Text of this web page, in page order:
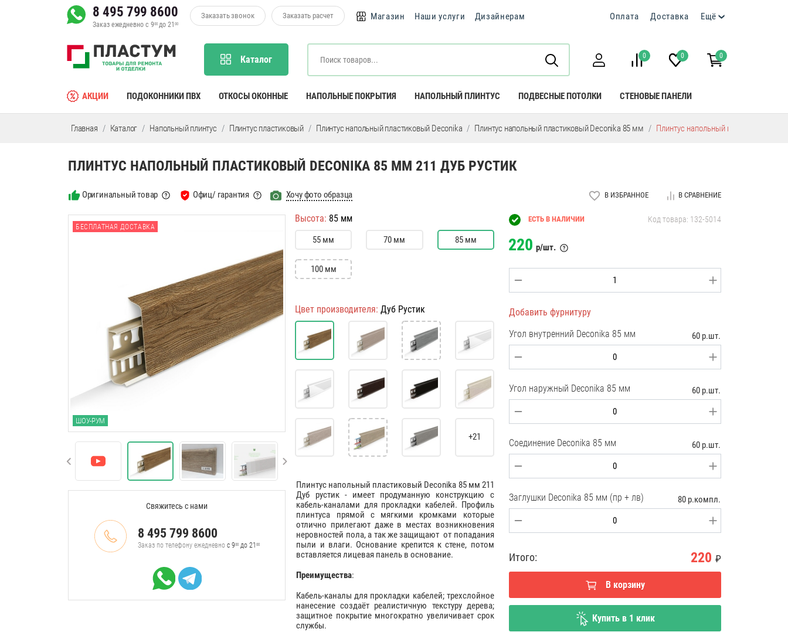
8 495 799 8600
Заказ ежедневно с 900до 2100
Заказать звонок Заказать расчет Магазин Наши услуги Дизайнерам Оплата Доставка Ещё
Каталог 0 0 0
АКЦИИ ПОДОКОННИКИ ПВХ ОТКОСЫ ОКОННЫЕ НАПОЛЬНЫЕ ПОКРЫТИЯ НАПОЛЬНЫЙ ПЛИНТУС ПОДВЕСНЫЕ ПОТОЛКИ СТЕНОВЫЕ ПАНЕЛИ
Главная Каталог Напольный плинтус Плинтус пластиковый Плинтус напольный пластиковый Deconika Плинтус напольный пластиковый Deconika 85 мм Плинтус напольный пластиковый
ПЛИНТУС НАПОЛЬНЫЙ ПЛАСТИКОВЫЙ DECONIKA 85 ММ 211 ДУБ РУСТИК
Оригинальный товар Офиц/ гарантия Хочу фото образца В ИЗБРАННОЕ В СРАВНЕНИЕ
БЕСПЛАТНАЯ ДОСТАВКА
ШОУ-РУМ
Свяжитесь с нами
8 495 799 8600
Заказ по телефону ежедневно с 900до 21 00
Высота: 85 мм
55 мм 70 мм 85 мм
100 мм
Цвет производителя:Дуб Рустик
+21
Плинтус напольный пластиковый Deconika 85 мм 211
Дуб рустик - имеет продуманную конструкцию с
кабель-каналами для прокладки кабелей. Профиль
плинтуса прямой с мягкими кромками которые
отлично прилегают даже в местах возникновения
неровностей пола, а так же защищают от попадания
пыли и влаги. Основание крепится к стене, потом
вставляется лицевая панель в основание.
Преимущества:
Кабель-каналы для прокладки кабелей; трехслойное
нанесение создаёт реалистичную текстуру дерева;
защитное покрытие многократно увеличивает срок
службы.
ЕСТЬ В НАЛИЧИИ Код товара: 132-5014
220 р/шт.
Добавить фурнитуру
Угол внутренний Deconika 85 мм
60 р.шт.
Угол наружный Deconika 85 мм 60 р.шт.
Соединение Deconika 85 мм 60 р.шт.
Заглушки Deconika 85 мм (пр + лв) 80 р.компл.
Итого: 220 ₽
Купить в 1 клик
В корзину